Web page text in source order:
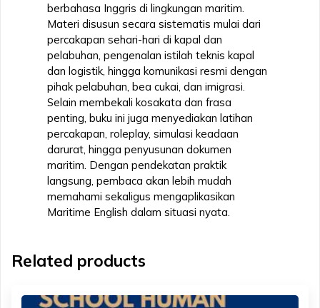
berbahasa Inggris di lingkungan maritim.
Materi disusun secara sistematis mulai dari
percakapan sehari-hari di kapal dan
pelabuhan, pengenalan istilah teknis kapal
dan logistik, hingga komunikasi resmi dengan
pihak pelabuhan, bea cukai, dan imigrasi.
Selain membekali kosakata dan frasa
penting, buku ini juga menyediakan latihan
percakapan, roleplay, simulasi keadaan
darurat, hingga penyusunan dokumen
maritim. Dengan pendekatan praktik
langsung, pembaca akan lebih mudah
memahami sekaligus mengaplikasikan
Maritime English dalam situasi nyata.
Related products